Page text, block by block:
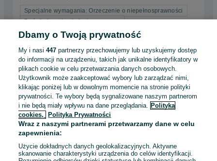
Specjalne wymagania: Orzeczenie o niepełnosprawności
Doświadczenie nie jest wymagane
Pracownik / Pracownica produkcji –
obsługa maszyn
5 500 - 6 000 zł / mies. brutto
Ornontowice
Pełny etat
Umowa o pracę
Odpowiednie doświadczenie zawodowe
Dyspozycyjność: Praca zmianowa, Praca w weekendy
Miejsce pracy: W siedzibie firmy
Dbamy o Twoją prywatność
My i nasi447 partnerzy przechowujemy lub uzyskujemy dostęp
do informacji na urządzeniu, takich jak unikalne identyfikatory w
plikach cookie w celu przetwarzania danych osobowych.
Użytkownik może zaakceptować wybory lub zarządzać nimi,
klikając poniżej lub w dowolnym momencie na stronie polityki
prywatności. Te wybory będą sygnalizowane naszym partnerom
i nie będą miały wpływu na dane przeglądania. Polityka
cookies,
Polityka Prywatności
Wraz z naszymi partnerami przetwarzamy dane w celu
zapewnienia:
Użycie dokładnych danych geolokalizacyjnych. Aktywne
skanowanie charakterystyki urządzenia do celów identyfikacji.